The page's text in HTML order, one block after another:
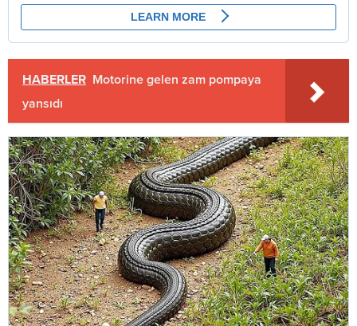
HABERLER Motorine gelen zam pompaya
yansıdı